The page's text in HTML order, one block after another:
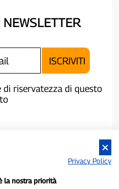
riservatezza di questo
Privacy Policy
la nostra priorità